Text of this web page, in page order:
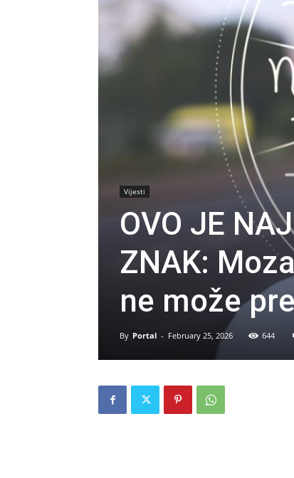
Vijesti
OVO JE
ZNAK:
ne može
By Portal - February 25, 2026 644